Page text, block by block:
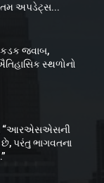
અપડેટ્સ...
કડક જવાબ,
સ્થળોનો
“આરએસએસની
પરંતુ ભાગવતના